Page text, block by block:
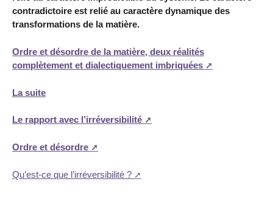
contradictoire est relié au caractère dynamique des
transformations de la matière.
Ordre et désordre de la matière, deux réalités
complètement et dialectiquement imbriquées
La suite
Le rapport avec l’irréversibilité
Ordre et désordre
Qu’est-ce que l’irréversibilité ?